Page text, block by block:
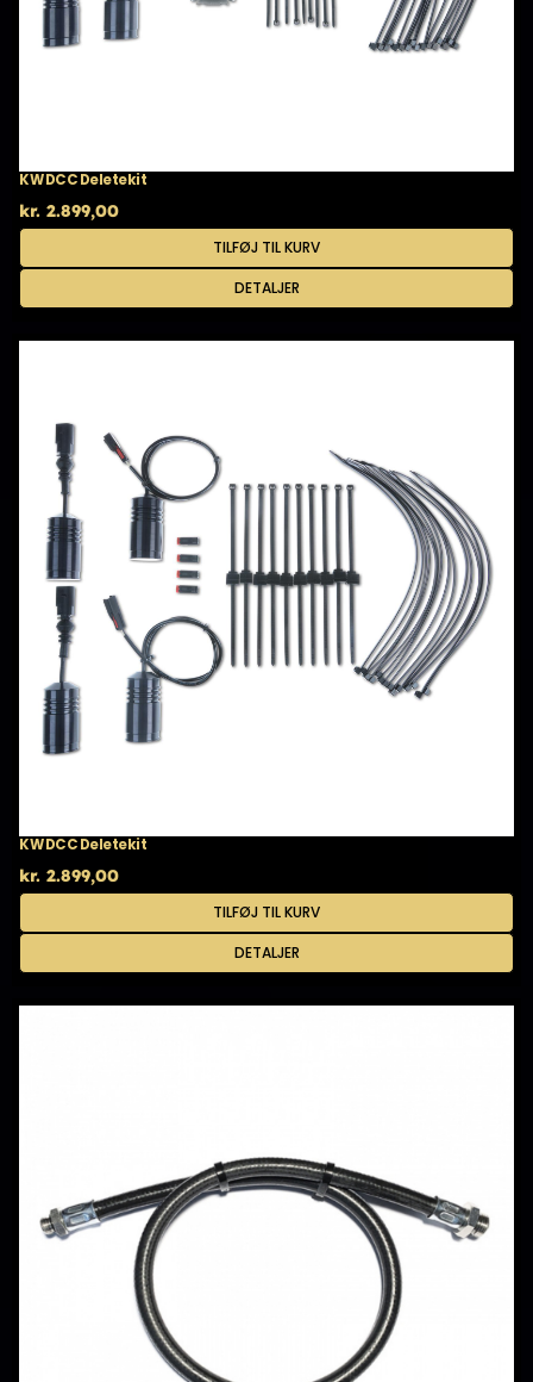
KW DCC Deletekit
kr. 2.899,00
TILFØJ TIL KURV
DETALJER
KW DCC Deletekit
kr. 2.899,00
TILFØJ TIL KURV
DETALJER